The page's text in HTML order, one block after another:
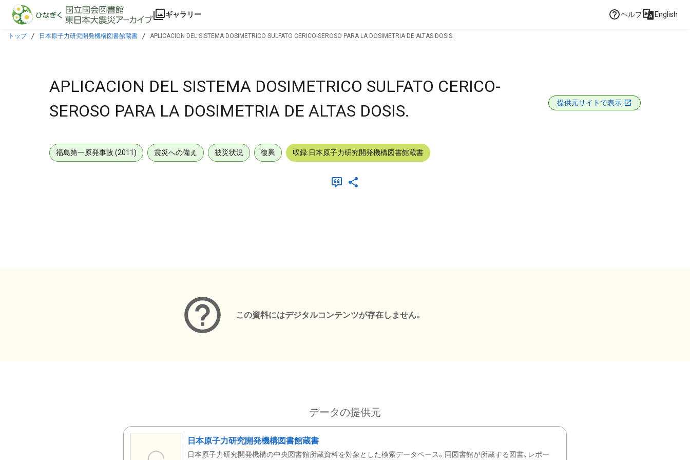
本文に飛ぶ
ギャラリー ヘルプ English
トップ 日本原子力研究開発機構図書館蔵書 APLICACION DEL SISTEMA DOSIMETRICO SULFATO CERICO-SEROSO PARA LA DOSIMETRIA DE ALTAS DOSIS.
APLICACION DEL SISTEMA DOSIMETRICO SULFATO CERICO-
SEROSO PARA LA DOSIMETRIA DE ALTAS DOSIS.
提供元サイトで表示
福島第一原発事故 (2011) 震災への備え 被災状況 復興 収録:日本原子力研究開発機構図書館蔵書
この資料にはデジタルコンテンツが存在しません。
データの提供元
日本原子力研究開発機構図書館蔵書
日本原子力研究開発機構の中央図書館所蔵資料を対象とした検索データベース。同図書館が所蔵する図書、レポー